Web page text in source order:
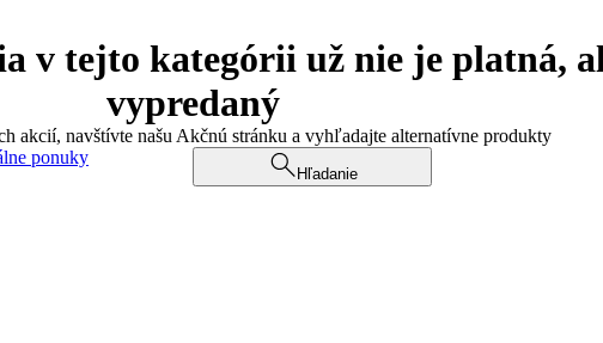
v tejto kategórii už nie je platná,
vypredaný
akcií, navštívte našu Akčnú stránku a vyhľadajte alternatívne produkty
ponuky
Hľadanie